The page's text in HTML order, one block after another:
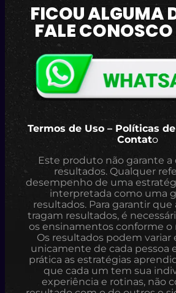
FICOU ALGUMA
FALE
Termos de Uso – Políticas
Contato
Este produto não garante
resultados. Qualquer
desempenho de uma
interpretada como uma
resultados. Para garantir que
tragam resultados, é
os ensinamentos conforme o
Os resultados podem
unicamente de cada pessoa
prática as estratégias
que cada um tem sua
experiência e rotinas, não